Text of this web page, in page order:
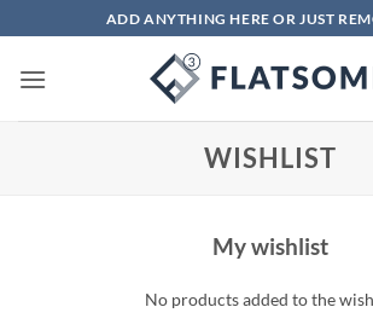
qua
nội
ADD ANYTHING HERE OR JUST
WISHLIST
My wishlist
No products added to the